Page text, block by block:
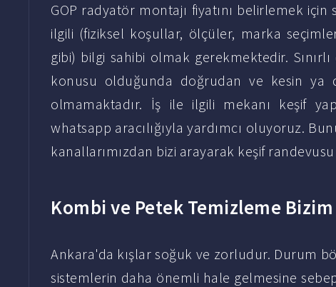
GOP radyatör montajı fiyatını belirlemek
ilgili (fiziksel koşullar, ölçüler, marka
gibi) bilgi sahibi olmak gerekmektedir.
konusu olduğunda doğrudan ve kesin ya
olmamaktadır. İş ile ilgili mekanı keşif
whatsapp aracılığıyla yardımcı oluyoruz.
kanallarımızdan bizi arayarak keşif randevusu
Kombi ve Petek Temizleme
Ankara'da kışlar soğuk ve zorludur. Durum
sistemlerin daha önemli hale gelmesine